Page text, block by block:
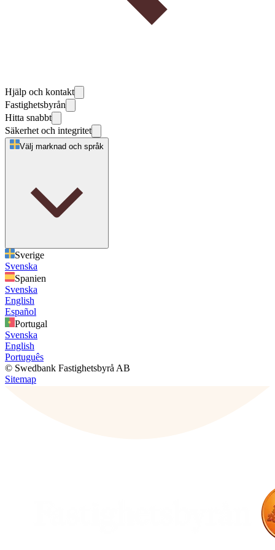
Hjälp och kontakt
Fastighetsbyrån
Hitta snabbt
Säkerhet och integritet
Välj marknad och språk
Sverige
Svenska
Spanien
Svenska
English
Español
Portugal
Svenska
English
Português
© Swedbank Fastighetsbyrå AB
Sitemap